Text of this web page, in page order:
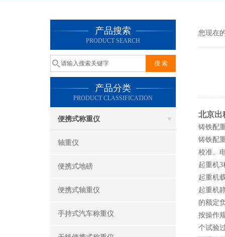
产品搜索
PRODUCT SEARCH
产品分类
PRODUCT CLASSIFICATION
便携式称重仪
轴重仪
便携式地磅
便携式轴重仪
手持式汽车称重仪
您现在
北京出
铸铁配
铸铁配
校准、
起重机
起重机
起重机
的额定
按操作
个试验